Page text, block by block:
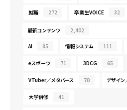
就職 272 卒業生VOICE 32
最新コンテンツ 2,402
AI 85 情報システム 111
eスポーツ 71 3DCG 65
VTuber／メタバース 70 デザイン
大学併修 41